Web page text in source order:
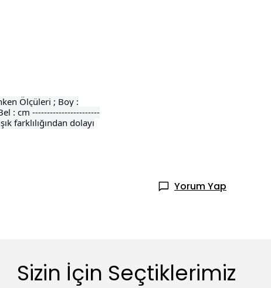
Ölçüleri ; Boy :
: cm -----------------------
farklılığından dolayı
Yorum Yap
Sizin İçin Seçtiklerimiz